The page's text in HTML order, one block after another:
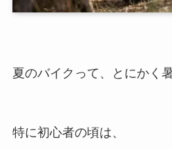
夏のバイクって、とにかく
特に初心者の頃は、